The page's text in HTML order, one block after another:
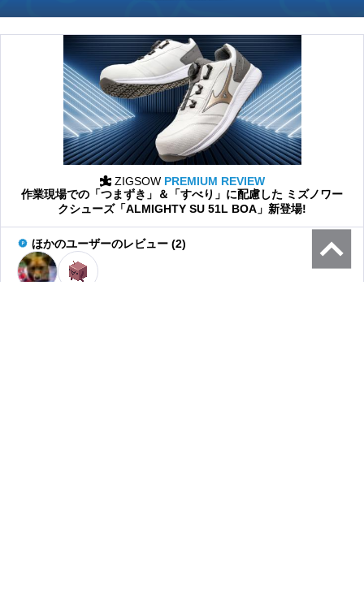
ZIGSOW PREMIUM REVIEW
作業現場での「つまずき」＆「すべり」に配慮した ミズノワー
クシューズ「ALMIGHTY SU 51L BOA」新登場!
ほかのユーザーのレビュー (2)